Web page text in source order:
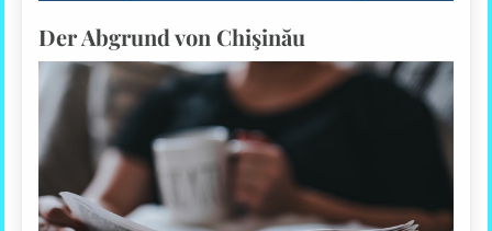
Der Abgrund von Chişinău